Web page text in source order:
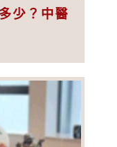
少？中醫